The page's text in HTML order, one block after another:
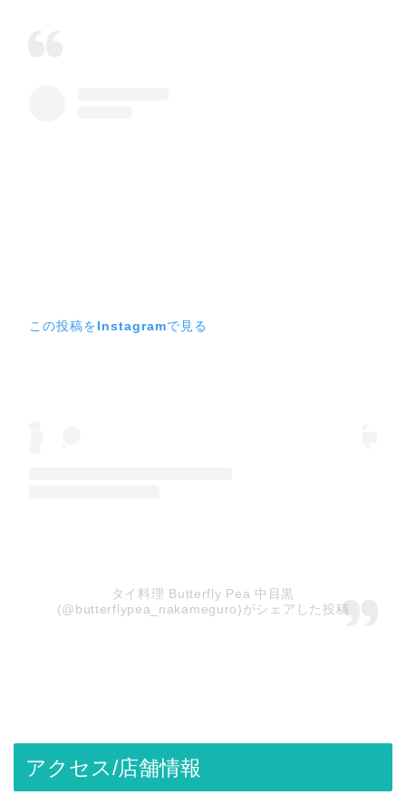
この投稿をInstagramで見る
タイ料理 Butterfly Pea 中目黒
(@butterflypea_nakameguro)がシェアした投稿
アクセス/店舗情報